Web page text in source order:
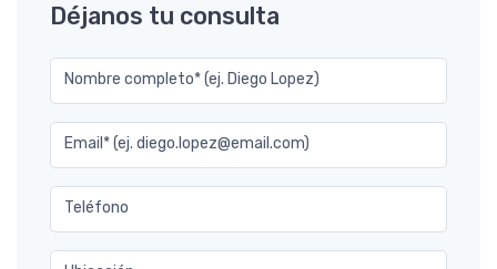
Déjanos tu consulta
Nombre completo* (ej. Diego Lopez)
Email* (ej. diego.lopez@email.com)
Teléfono